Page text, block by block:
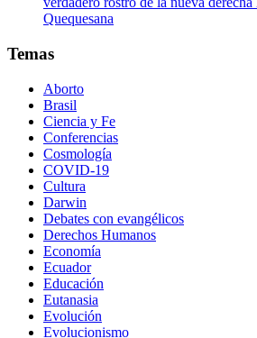
Quequesana
Temas
Aborto
Brasil
Ciencia y Fe
Conferencias
Cosmología
COVID-19
Cultura
Darwin
Debates con evangélicos
Derechos Humanos
Economía
Ecuador
Educación
Eutanasia
Evolución
Evolucionismo